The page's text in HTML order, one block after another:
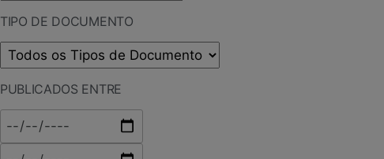
TIPO DE DOCUMENTO
PUBLICADOS ENTRE